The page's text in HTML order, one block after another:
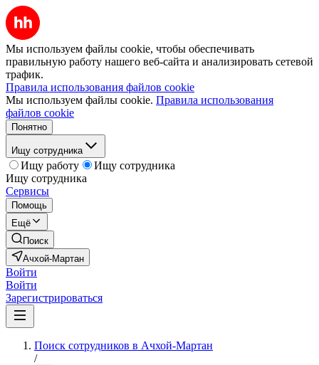
Мы используем файлы cookie, чтобы обеспечивать
правильную работу нашего веб-сайта и анализировать сетевой
трафик.
Правила использования файлов cookie
Мы используем файлы cookie. Правила использования
файлов cookie
Понятно
Ищу сотрудника
Ищу работу
Ищу сотрудника
Ищу сотрудника
Сервисы
Помощь
Ещё
Поиск
Ачхой-Мартан
Войти
Войти
Зарегистрироваться
Поиск сотрудников в Ачхой-Мартан
/